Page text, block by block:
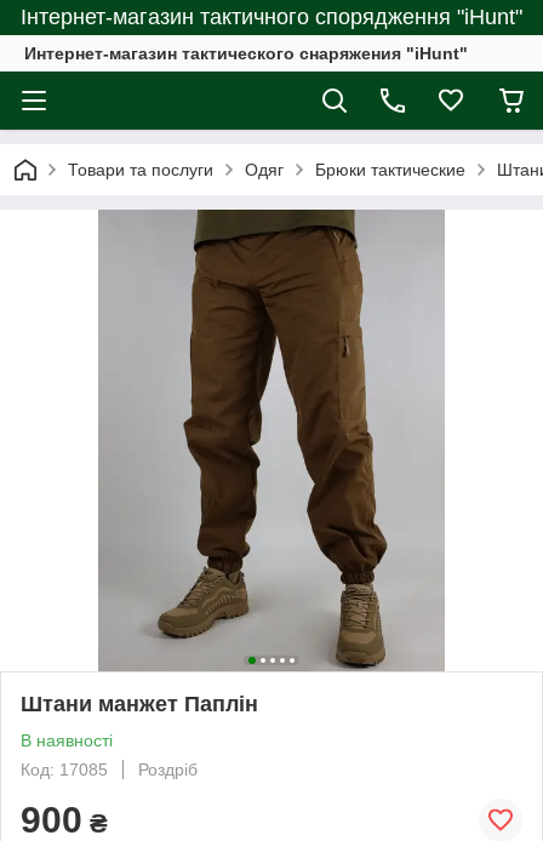
Інтернет-магазин тактичного спорядження "iHunt"
Интернет-магазин тактического снаряжения "iHunt"
Товари та послуги Одяг Брюки тактические
Штани манжет Паплін
В наявності
Код: 17085
Роздріб
900 ₴